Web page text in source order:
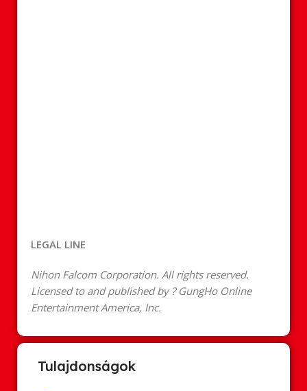
LEGAL LINE
Nihon Falcom Corporation. All rights reserved.
Licensed to and published by ? GungHo Online
Entertainment America, Inc.
Tulajdonságok